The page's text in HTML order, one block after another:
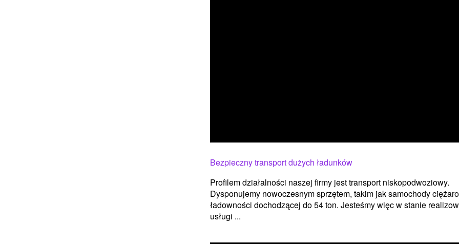
Bezpieczny transport dużych ładunków
Profilem działalności naszej firmy jest transport niskopodwoziowy.
Dysponujemy nowoczesnym sprzętem, takim jak samochody
ładowności dochodzącej do 54 ton. Jesteśmy więc w stanie
usługi ...